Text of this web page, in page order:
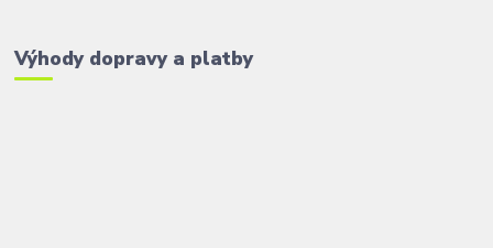
Výhody dopravy a platby